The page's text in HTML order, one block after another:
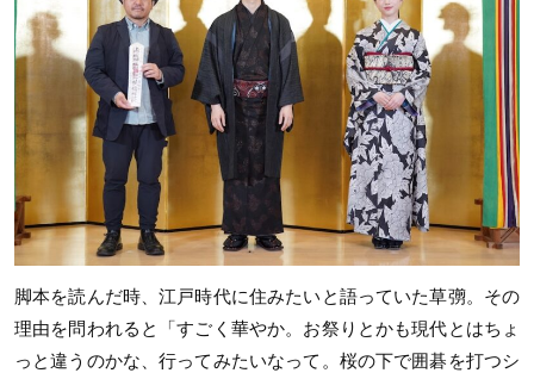
脚本を読んだ時、江戸時代に住みたいと語っていた草彅。その
理由を問われると「すごく華やか。お祭りとかも現代とはちょ
っと違うのかな、行ってみたいなって。桜の下で囲碁を打つシ